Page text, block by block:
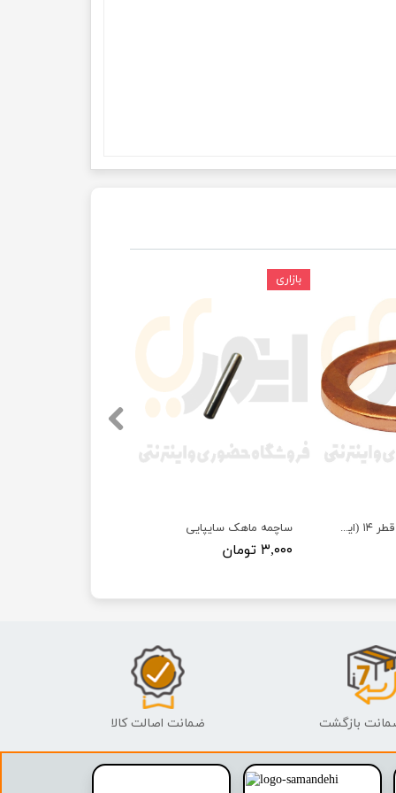
ساچمه ماهک سایپایی
۳,۰۰۰ تومان
بازاری
واشر مسی کارتل قطر ۱۴ (ایرانخودرویی)
ضمانت اصالت کالا